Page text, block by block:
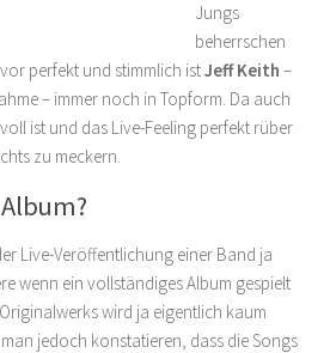
Jungs
beherrschen
perfekt und stimmlich istJeff Keith –
– immer noch in Topform. Da auch
ist und das Live-Feeling perfekt rüber
zu meckern.
Live-Veröffentlichung einer Band ja
wenn ein vollständiges Album gespielt
wird ja eigentlich kaum
jedoch konstatieren, dass die Songs